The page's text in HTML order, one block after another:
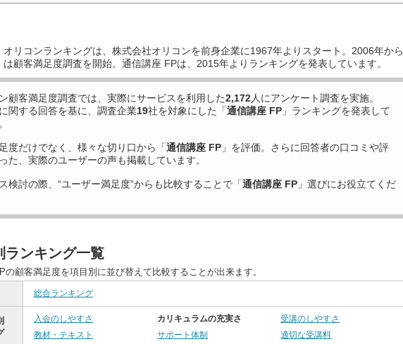
オリコンランキングは、株式会社オリコンを前身企業に1967年よりスタート。2006年から
は顧客満足度調査を開始。通信講座 FPは、2015年よりランキングを発表しています。
顧客満足度調査では、実際にサービスを利用した2,172人にアンケート調査を実施。
関する回答を基に、調査企業19社を対象にした「通信講座 FP 」ランキングを発表して
度だけでなく、様々な切り口から「通信講座 FP 」を評価。さらに回答者の口コミや評
た、実際のユーザーの声も掲載しています。
検討の際、“ユーザー満足度”からも比較することで「通信講座 FP 」選びにお役立てくだ
ランキング一覧
の顧客満足度を項目別に並び替えて比較することが出来ます。
総合ランキング
入会のしやすさ カリキュラムの充実さ
受講のしやすさ
教材・テキスト
サポート体制 適切な受講料